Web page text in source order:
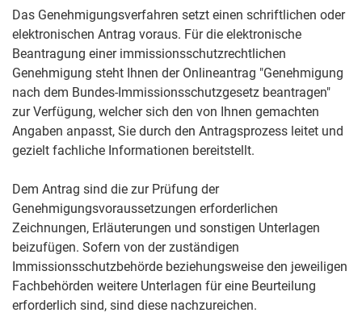
Das Genehmigungsverfahren setzt einen schriftlichen oder
elektronischen Antrag voraus. Für die elektronische
Beantragung einer immissionsschutzrechtlichen
Genehmigung steht Ihnen der Onlineantrag "Genehmigung
nach dem Bundes-Immissionsschutzgesetz beantragen"
zur Verfügung, welcher sich den von Ihnen gemachten
Angaben anpasst, Sie durch den Antragsprozess leitet und
gezielt fachliche Informationen bereitstellt.
Dem Antrag sind die zur Prüfung der
Genehmigungsvoraussetzungen erforderlichen
Zeichnungen, Erläuterungen und sonstigen Unterlagen
beizufügen. Sofern von der zuständigen
Immissionsschutzbehörde beziehungsweise den jeweiligen
Fachbehörden weitere Unterlagen für eine Beurteilung
erforderlich sind, sind diese nachzureichen.